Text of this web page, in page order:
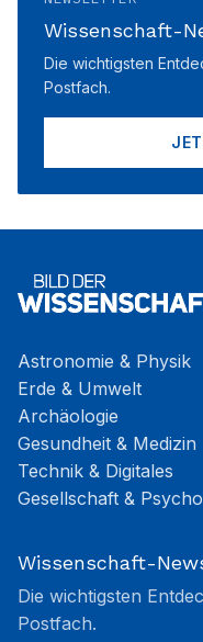
Wissenschaft-
Die wichtigsten
Postfach.
Astronomie & Physik
Erde & Umwelt
Archäologie
Gesundheit & Medizin
Technik & Digitales
Gesellschaft &
Wissenschaft-
Die wichtigsten
Postfach.